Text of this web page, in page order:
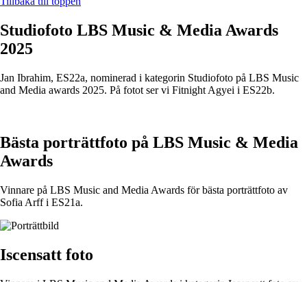
Studiofoto LBS Music & Media Awards
2025
Jan Ibrahim, ES22a, nominerad i kategorin Studiofoto på LBS Music
and Media awards 2025. På fotot ser vi Fitnight Agyei i ES22b.
Bästa porträttfoto på LBS Music & Media
Awards
Vinnare på LBS Music and Media Awards för bästa porträttfoto av
Sofia Arff i ES21a.
Iscensatt foto